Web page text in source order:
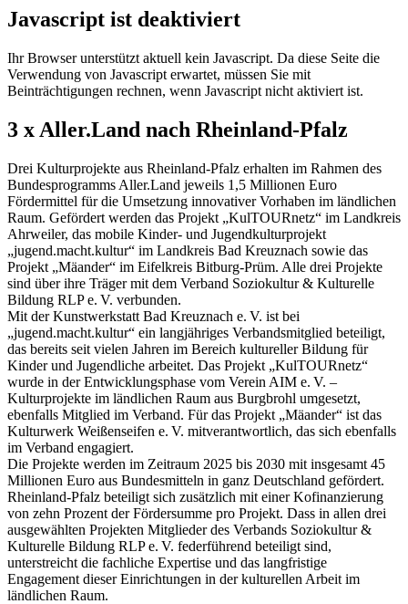
Javascript ist deaktiviert
Ihr Browser unterstützt aktuell kein Javascript. Da diese Seite die
Verwendung von Javascript erwartet, müssen Sie mit
Beinträchtigungen rechnen, wenn Javascript nicht aktiviert ist.
3 x Aller.Land nach Rheinland-Pfalz
Drei Kulturprojekte aus Rheinland-Pfalz erhalten im Rahmen des
Bundesprogramms Aller.Land jeweils 1,5 Millionen Euro
Fördermittel für die Umsetzung innovativer Vorhaben im ländlichen
Raum. Gefördert werden das Projekt „KulTOURnetz“ im Landkreis
Ahrweiler, das mobile Kinder- und Jugendkulturprojekt
„jugend.macht.kultur“ im Landkreis Bad Kreuznach sowie das
Projekt „Mäander“ im Eifelkreis Bitburg-Prüm. Alle drei Projekte
sind über ihre Träger mit dem Verband Soziokultur & Kulturelle
Bildung RLP e. V. verbunden.
Mit der Kunstwerkstatt Bad Kreuznach e. V. ist bei
„jugend.macht.kultur“ ein langjähriges Verbandsmitglied beteiligt,
das bereits seit vielen Jahren im Bereich kultureller Bildung für
Kinder und Jugendliche arbeitet. Das Projekt „KulTOURnetz“
wurde in der Entwicklungsphase vom Verein AIM e. V. –
Kulturprojekte im ländlichen Raum aus Burgbrohl umgesetzt,
ebenfalls Mitglied im Verband. Für das Projekt „Mäander“ ist das
Kulturwerk Weißenseifen e. V. mitverantwortlich, das sich ebenfalls
im Verband engagiert.
Die Projekte werden im Zeitraum 2025 bis 2030 mit insgesamt 45
Millionen Euro aus Bundesmitteln in ganz Deutschland gefördert.
Rheinland-Pfalz beteiligt sich zusätzlich mit einer Kofinanzierung
von zehn Prozent der Fördersumme pro Projekt. Dass in allen drei
ausgewählten Projekten Mitglieder des Verbands Soziokultur &
Kulturelle Bildung RLP e. V. federführend beteiligt sind,
unterstreicht die fachliche Expertise und das langfristige
Engagement dieser Einrichtungen in der kulturellen Arbeit im
ländlichen Raum.